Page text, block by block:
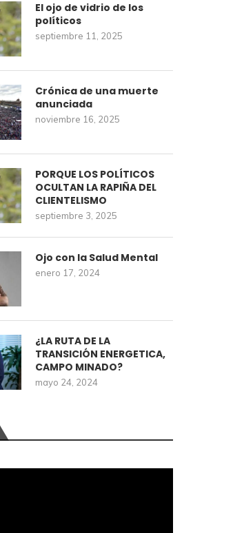
El ojo de vidrio de los
políticos
septiembre 11, 2025
Crónica de una muerte
anunciada
noviembre 16, 2025
PORQUE LOS POLÍTICOS
OCULTAN LA RAPIÑA DEL
CLIENTELISMO
septiembre 3, 2025
Ojo con la Salud Mental
enero 17, 2024
¿LA RUTA DE LA
TRANSICIÓN ENERGETICA,
CAMPO MINADO?
mayo 24, 2024